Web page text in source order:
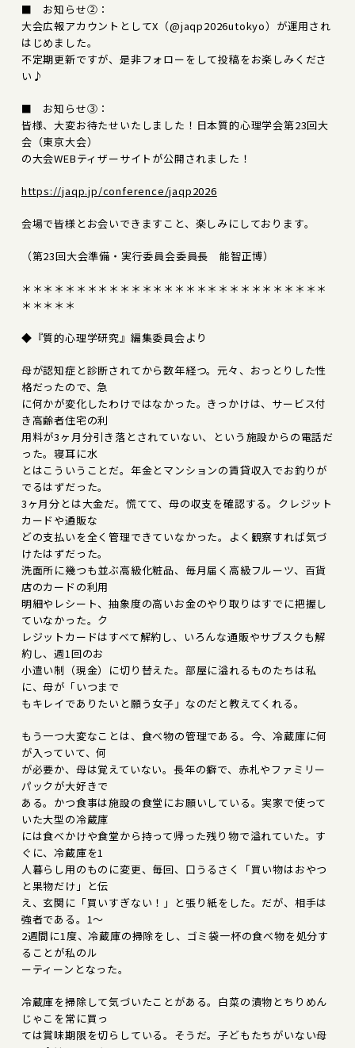
■ お知らせ②：
大会広報アカウントとしてX（@jaqp2026utokyo）が運用され
はじめました。
不定期更新ですが、是非フォローをして投稿をお楽しみくださ
い♪
■ お知らせ③：
皆様、大変お待たせいたしました！日本質的心理学会第23回大
会（東京大会）
の大会WEBティザーサイトが公開されました！
https://jaqp.jp/conference/jaqp2026
会場で皆様とお会いできますこと、楽しみにしております。
（第23回大会準備・実行委員会委員長 能智正博）
＊＊＊＊＊＊＊＊＊＊＊＊＊＊＊＊＊＊＊＊＊＊＊＊＊＊＊＊
＊＊＊＊＊
◆『質的心理学研究』編集委員会より
母が認知症と診断されてから数年経つ。元々、おっとりした性
格だったので、急
に何かが変化したわけではなかった。きっかけは、サービス付
き高齢者住宅の利
用料が3ヶ月分引き落とされていない、という施設からの電話だ
った。寝耳に水
とはこういうことだ。年金とマンションの賃貸収入でお釣りが
でるはずだった。
3ヶ月分とは大金だ。慌てて、母の収支を確認する。クレジット
カードや通販な
どの支払いを全く管理できていなかった。よく観察すれば気づ
けたはずだった。
洗面所に幾つも並ぶ高級化粧品、毎月届く高級フルーツ、百貨
店のカードの利用
明細やレシート、抽象度の高いお金のやり取りはすでに把握し
ていなかった。ク
レジットカードはすべて解約し、いろんな通販やサブスクも解
約し、週1回のお
小遣い制（現金）に切り替えた。部屋に溢れるものたちは私
に、母が「いつまで
もキレイでありたいと願う女子」なのだと教えてくれる。
もう一つ大変なことは、食べ物の管理である。今、冷蔵庫に何
が入っていて、何
が必要か、母は覚えていない。長年の癖で、赤札やファミリー
パックが大好きで
ある。かつ食事は施設の食堂にお願いしている。実家で使って
いた大型の冷蔵庫
には食べかけや食堂から持って帰った残り物で溢れていた。す
ぐに、冷蔵庫を1
人暮らし用のものに変更、毎回、口うるさく「買い物はおやつ
と果物だけ」と伝
え、玄関に「買いすぎない！」と張り紙をした。だが、相手は
強者である。1〜
2週間に1度、冷蔵庫の掃除をし、ゴミ袋一杯の食べ物を処分す
ることが私のル
ーティーンとなった。
冷蔵庫を掃除して気づいたことがある。白菜の漬物とちりめん
じゃこを常に買っ
ては賞味期限を切らしている。そうだ。子どもたちがいない母